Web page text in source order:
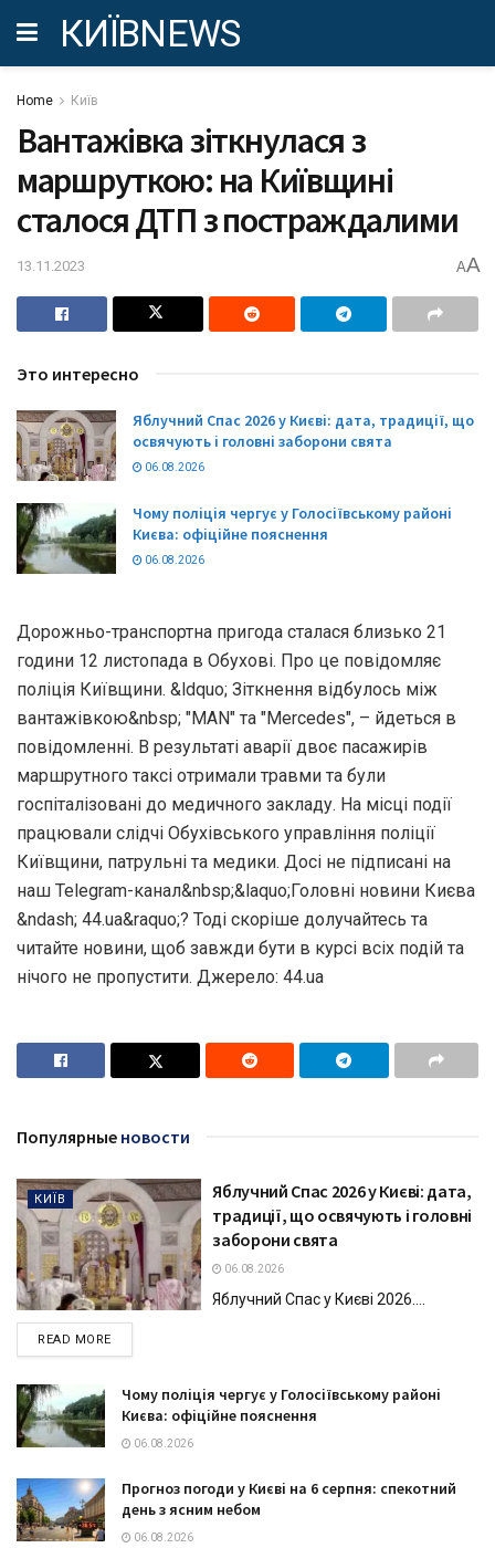
КИЇВNEWS
Home Київ
Вантажівка зіткнулася з
маршруткою: на Київщині
сталося ДТП з постраждалими
13.11.2023 AA
Это интересно
Яблучний Спас 2026 у Києві: дата, традиції, що
освячують і головні заборони свята
06.08.2026
Чому поліція чергує у Голосіївському районі
Києва: офіційне пояснення
06.08.2026
Дорожньо-транспортна пригода сталася близько 21
години 12 листопада в Обухові. Про це повідомляє
поліція Київщини. &ldquo; Зіткнення відбулось між
вантажівкою&nbsp; "МАN" та "Mercedes", – йдеться в
повідомленні. В результаті аварії двоє пасажирів
маршрутного таксі отримали травми та були
госпіталізовані до медичного закладу. На місці події
працювали слідчі Обухівського управління поліції
Київщини, патрульні та медики. Досі не підписані на
наш Telegram-канал&nbsp;&laquo;Головні новини Києва
&ndash; 44.ua&raquo;? Тоді скоріше долучайтесь та
читайте новини, щоб завжди бути в курсі всіх подій та
нічого не пропустити. Джерело: 44.ua
Популярные новости
КИЇВ
Яблучний Спас 2026 у Києві: дата,
традиції, що освячують і головні
заборони свята
06.08.2026
Яблучний Спас у Києві 2026....
READ MOREDETAILS
Чому поліція чергує у Голосіївському районі
Києва: офіційне пояснення
06.08.2026
Прогноз погоди у Києві на 6 серпня: спекотний
день з ясним небом
06.08.2026